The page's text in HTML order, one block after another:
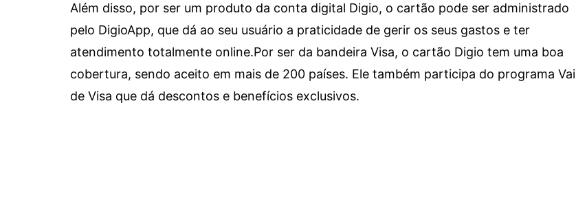
Além disso, por ser um produto da conta digital Digio, o cartão pode ser administrado
pelo DigioApp, que dá ao seu usuário a praticidade de gerir os seus gastos e ter
atendimento totalmente online.Por ser da bandeira Visa, o cartão Digio tem uma boa
cobertura, sendo aceito em mais de 200 países. Ele também participa do programa Vai
de Visa que dá descontos e benefícios exclusivos.